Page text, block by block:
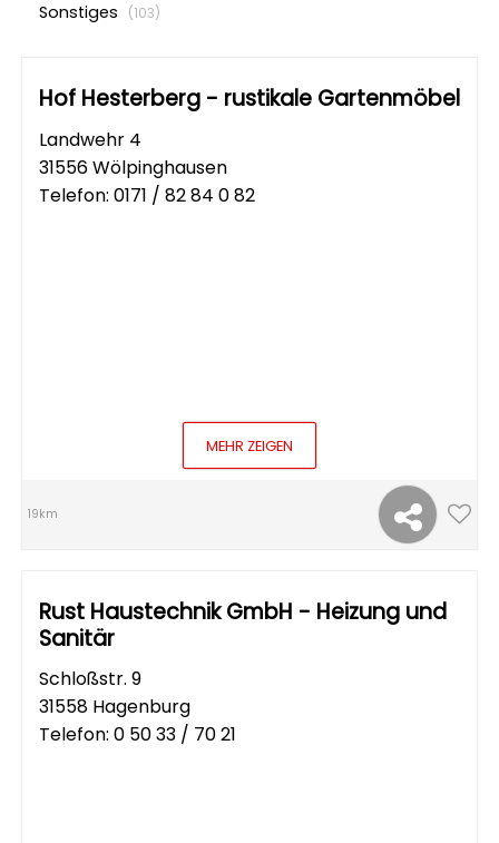
Sonstiges (103)
Hof Hesterberg - rustikale Gartenmöbel
Landwehr 4
31556 Wölpinghausen
Telefon: 0171 / 82 84 0 82
MEHR ZEIGEN
19km
Rust Haustechnik GmbH - Heizung und
Sanitär
Schloßstr. 9
31558 Hagenburg
Telefon: 0 50 33 / 70 21